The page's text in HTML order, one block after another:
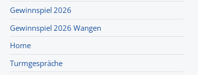
Gewinnspiel 2026
Gewinnspiel 2026 Wangen
Home
Turmgespräche